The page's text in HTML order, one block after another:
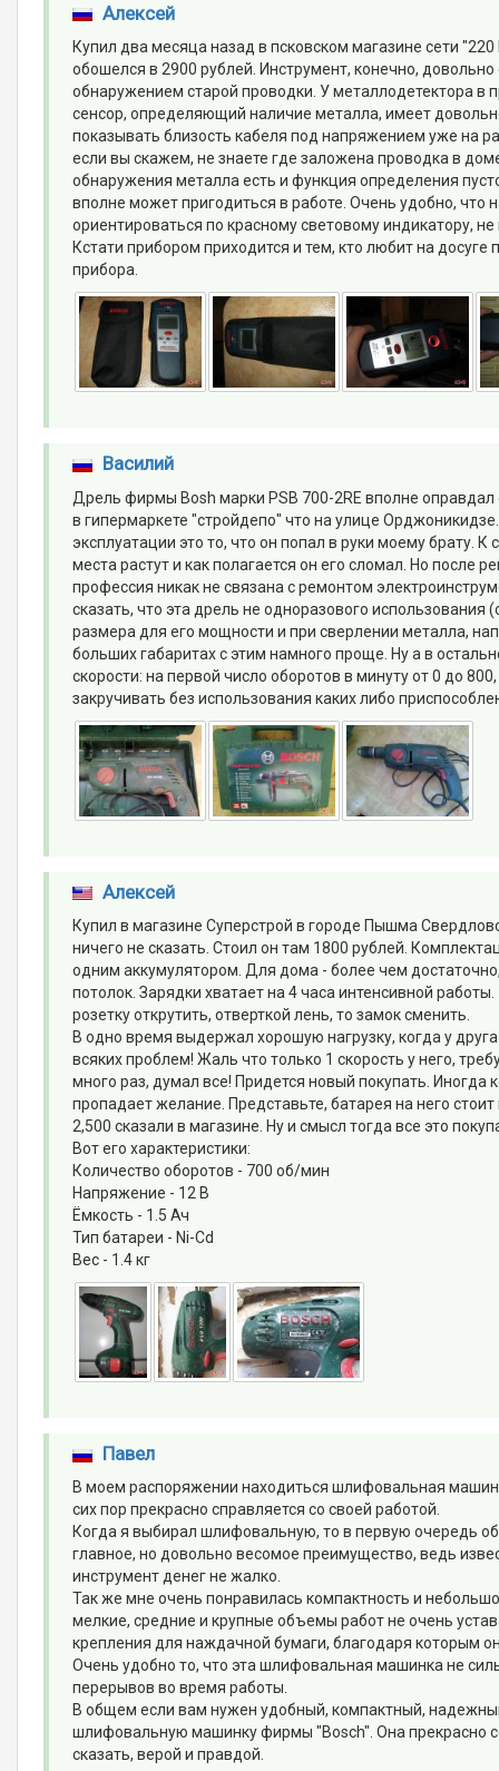
Алексей
Купил два месяца назад в псковском магазине сети
обошелся в 2900 рублей. Инструмент, конечно,
обнаружением старой проводки. У металлодетектора в
сенсор, определяющий наличие металла, имеет
показывать близость кабеля под напряжением уже на
если вы скажем, не знаете где заложена проводка в
обнаружения металла есть и функция определения
вполне может пригодиться в работе. Очень удобно,
ориентироваться по красному световому индикатору,
Кстати прибором приходится и тем, кто любит на
прибора.
Василий
Дрель фирмы Bosh марки PSB 700-2RE вполне
в гипермаркете "стройдепо" что на улице
эксплуатации это то, что он попал в руки моему брату.
места растут и как полагается он его сломал. Но после
профессия никак не связана с ремонтом
сказать, что эта дрель не одноразового
размера для его мощности и при сверлении металла,
больших габаритах с этим намного проще. Ну а в
скорости: на первой число оборотов в минуту от 0 до
закручивать без использования каких либо
Алексей
Купил в магазине Суперстрой в городе Пышма
ничего не сказать. Стоил он там 1800 рублей.
одним аккумулятором. Для дома - более чем
потолок. Зарядки хватает на 4 часа интенсивной
розетку открутить, отверткой лень, то замок сменить.
В одно время выдержал хорошую нагрузку, когда у
всяких проблем! Жаль что только 1 скорость у него,
много раз, думал все! Придется новый покупать. Иногда
пропадает желание. Представьте, батарея на него
2,500 сказали в магазине. Ну и смысл тогда все это
Вот его характеристики:
Количество оборотов - 700 об/мин
Напряжение - 12 В
Ёмкость - 1.5 Ач
Тип батареи - Ni-Cd
Вес - 1.4 кг
Павел
В моем распоряжении находиться шлифовальная
сих пор прекрасно справляется со своей работой.
Когда я выбирал шлифовальную, то в первую очередь
главное, но довольно весомое преимущество, ведь
инструмент денег не жалко.
Так же мне очень понравилась компактность и
мелкие, средние и крупные объемы работ не очень
крепления для наждачной бумаги, благодаря которым
Очень удобно то, что эта шлифовальная машинка не
перерывов во время работы.
В общем если вам нужен удобный, компактный,
шлифовальную машинку фирмы "Bosch". Она прекрасно
сказать, верой и правдой.